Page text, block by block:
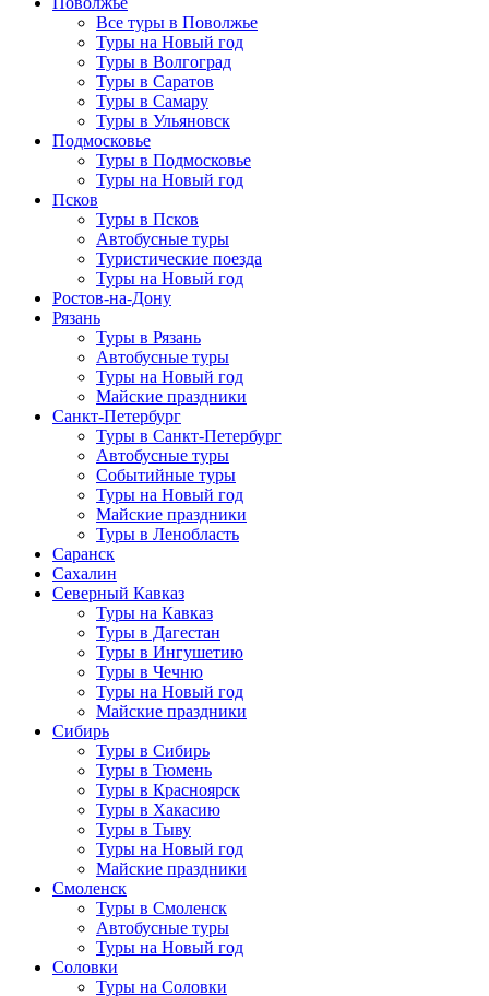
Все туры в Поволжье
Туры на Новый год
Туры в Волгоград
Туры в Саратов
Туры в Самару
Туры в Ульяновск
Подмосковье
Туры в Подмосковье
Туры на Новый год
Псков
Туры в Псков
Автобусные туры
Туристические поезда
Туры на Новый год
Ростов-на-Дону
Рязань
Туры в Рязань
Автобусные туры
Туры на Новый год
Майские праздники
Санкт-Петербург
Туры в Санкт-Петербург
Автобусные туры
Событийные туры
Туры на Новый год
Майские праздники
Туры в Ленобласть
Саранск
Сахалин
Северный Кавказ
Туры на Кавказ
Туры в Дагестан
Туры в Ингушетию
Туры в Чечню
Туры на Новый год
Майские праздники
Сибирь
Туры в Сибирь
Туры в Тюмень
Туры в Красноярск
Туры в Хакасию
Туры в Тыву
Туры на Новый год
Майские праздники
Смоленск
Туры в Смоленск
Автобусные туры
Туры на Новый год
Соловки
Туры на Соловки